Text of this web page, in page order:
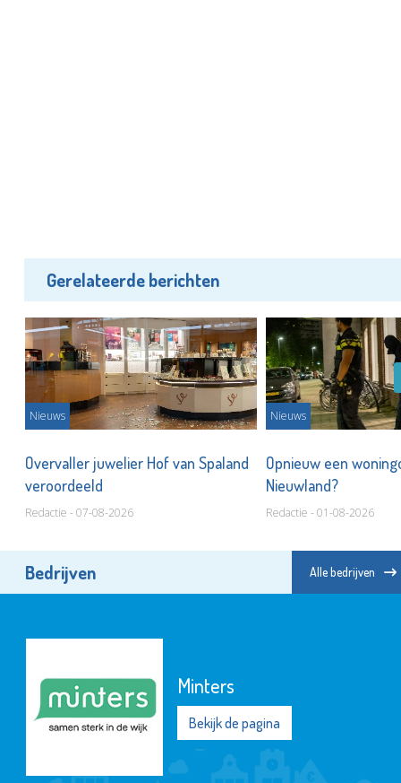
Gerelateerde berichten
Nieuws
Overvaller juwelier Hof van Spaland
veroordeeld
Redactie - 07-08-2026
Nieuws
Opnieuw een
Nieuwland?
Redactie - 01-08-2026
Bedrijven Alle bedrijven
Minters
Bekijk de pagina